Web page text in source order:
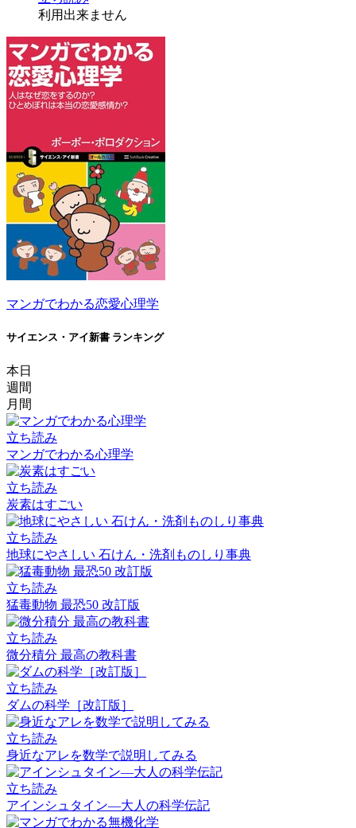
利用出来ません
マンガでわかる恋愛心理学
サイエンス・アイ新書 ランキング
本日
週間
月間
立ち読み
マンガでわかる心理学
立ち読み
炭素はすごい
立ち読み
地球にやさしい 石けん・洗剤ものしり事典
立ち読み
猛毒動物 最恐50 改訂版
立ち読み
微分積分 最高の教科書
立ち読み
ダムの科学［改訂版］
立ち読み
身近なアレを数学で説明してみる
立ち読み
アインシュタイン―大人の科学伝記